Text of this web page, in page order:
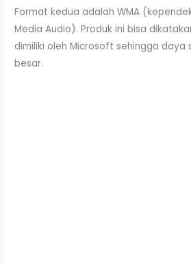
Format kedua adalah WMA
Media Audio). Produk ini bisa
dimiliki oleh Microsoft sehingga daya
besar.